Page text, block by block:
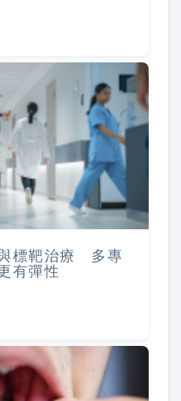
標靶治療 多專
有彈性